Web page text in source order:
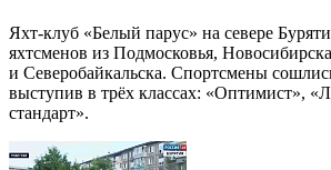
Яхт-клуб «Белый парус» на севере
яхтсменов из Подмосковья,
и Северобайкальска. Спортсмены
выступив в трёх классах: «Оптимист»,
стандарт».